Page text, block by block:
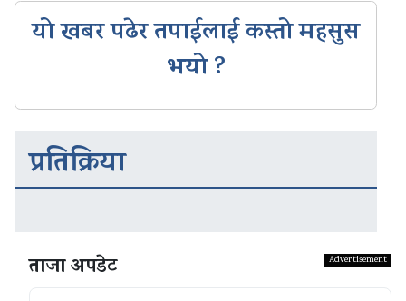
यो खबर पढेर तपाईलाई कस्तो महसुस
भयो ?
प्रतिक्रिया
ताजा अपडेट